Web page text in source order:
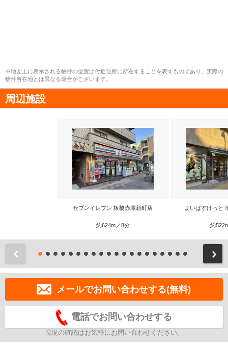
※地図上に表示される物件の位置は付近住所に所在することを表すものであり、実際の
物件所在地とは異なる場合がございます。
周辺施設
セブンイレブン 板橋赤塚新町店
約624m／8分
まいばすけっと
約
メールでお問い合わせする(無料)
電話でお問い合わせする
現況の確認はお気軽にお問い合わせください。